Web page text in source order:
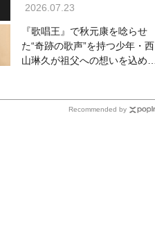
2026.07.23
『歌唱王』で秋元康を唸らせ
た“奇跡の歌声”を持つ少年・西
山琳久が祖父への想いを込めた
Recommended by